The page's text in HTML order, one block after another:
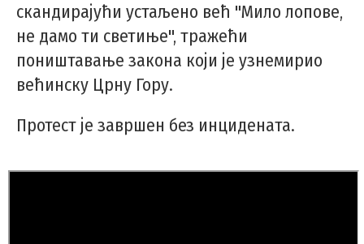
скандирајући устаљено већ "Мило лопове,
не дамо ти светиње", тражећи
поништавање закона који је узнемирио
већинску Црну Гору.
Протест је завршен без инцидената.